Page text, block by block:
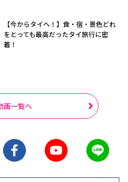
【今からタイへ！】食・宿・景色どれ
をとっても最高だったタイ旅行に密
着！
画一覧へ